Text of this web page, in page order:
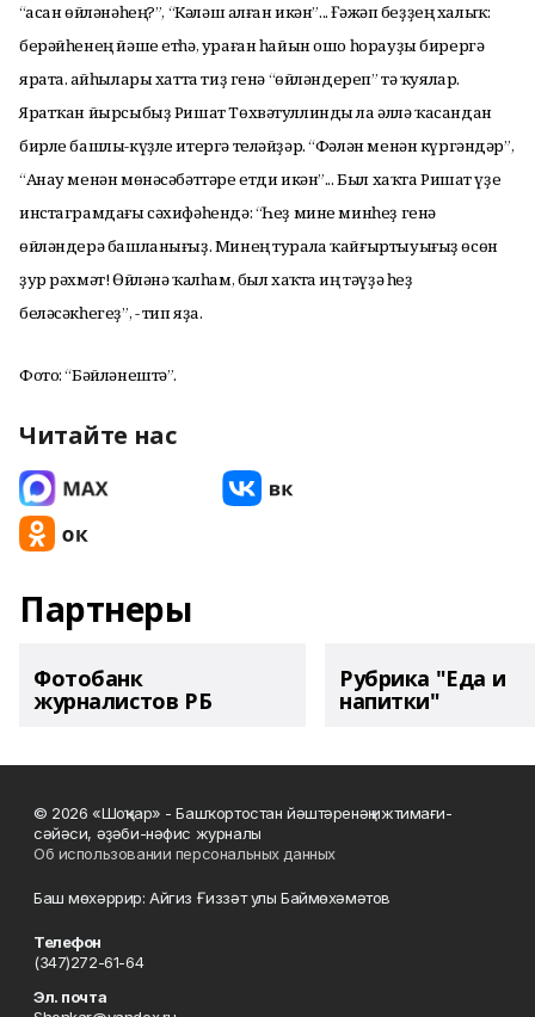
“Ҡасан өйләнәһең?”, “Кәләш алған икән”... Ғәжәп беҙҙең халыҡ:
берәйһенең йәше етһә, ураған һайын ошо һорауҙы бирергә
ярата. Ҡайһылары хатта тиҙ генә “өйләндереп” тә ҡуялар.
Яратҡан йырсыбыҙ Ришат Төхвәтуллинды ла әллә ҡасандан
бирле башлы-күҙле итергә теләйҙәр. “Фәлән менән күргәндәр”,
“Анау менән мөнәсәбәттәре етди икән”... Был хаҡта Ришат үҙе
инстаграмдағы сәхифәһендә: “Һеҙ мине минһеҙ генә
өйләндерә башланығыҙ. Минең турала ҡайғыртыуығыҙ өсөн
ҙур рәхмәт! Өйләнә ҡалһам, был хаҡта иң тәүҙә һеҙ
беләсәкһегеҙ”, - тип яҙа.
Фото: “Бәйләнештә”.
Читайте нас
Партнеры
Фотобанк
журналистов РБ
Рубрика "Еда и
напитки"
© 2026 «Шоңҡар» - Башҡортостан йәштәренәң ижтимағи-
сәйәси, әҙәби-нәфис журналы
Об использовании персональных данных
Баш мөхәррир: Айгиз Ғиззәт улы Баймөхәмәтов
Телефон
(347)272-61-64
Эл. почта